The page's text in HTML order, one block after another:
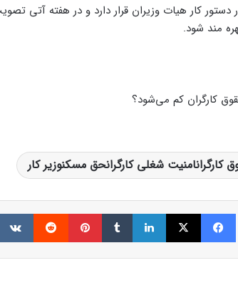
کار هیات وزیران قرار دارد و در هفته آتی
مند شود.
کارگران کم می‌شود؟
کارگرانامنیت شغلی کارگرانحق مسکنوزیر کار
فیسبوک ایکس لینکداین تامبلر پینتریست Reddit